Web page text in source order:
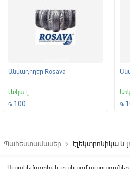
Անվադողեր Rosava
Առկա է
֏ 100 ֏
Պահեստամասեր keyboard_arrow_right Էլեկտրոնիկա և